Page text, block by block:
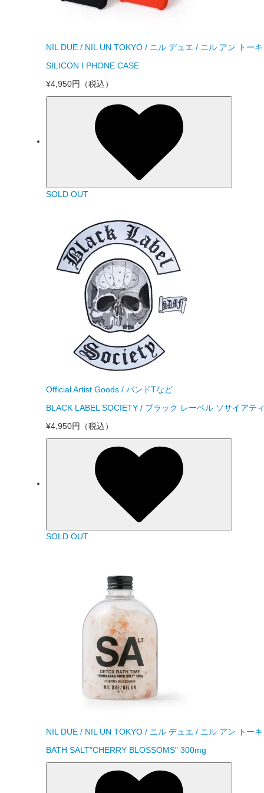
NIL DUE / NIL UN TOKYO / ニル デュエ / ニル アン トー
SILICON I PHONE CASE
¥4,950円 （税込）
SOLD OUT
Official Artist Goods / バンドTなど
BLACK LABEL SOCIETY / ブラック レーベル ソサイア
¥4,950円 （税込）
SOLD OUT
NIL DUE / NIL UN TOKYO / ニル デュエ / ニル アン トー
BATH SALT"CHERRY BLOSSOMS" 300mg